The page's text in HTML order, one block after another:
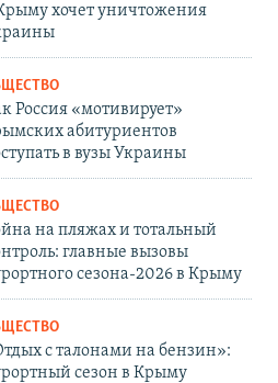
хочет уничтожения
Россия «мотивирует»
абитуриентов
в вузы Украины
на пляжах и тотальный
главные вызовы
сезона-2026 в Крыму
с талонами на бензин»:
сезон в Крыму